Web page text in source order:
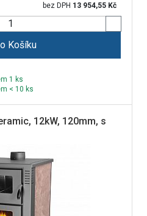
bez DPH 13 954,55 Kč
Košíku
1 ks
< 10 ks
12kW, 120mm, s